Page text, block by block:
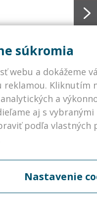
dôležitá. Preto vaše
môžete kedykoľvek odhlásiť.
súkromia
webu a dokážeme
reklamou. Kliknutím
a
aj s
podľa vlastných
Nastavenie